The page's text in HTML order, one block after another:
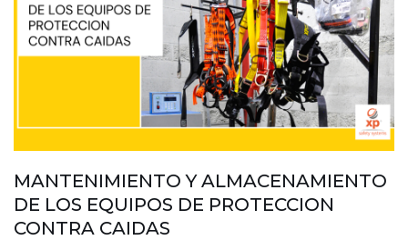
MANTENIMIENTO Y ALMACENAMIENTO
DE LOS EQUIPOS DE PROTECCION
CONTRA CAIDAS